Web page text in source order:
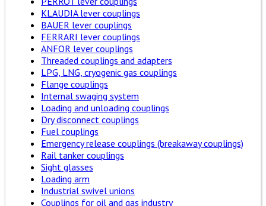
KLAUDIA lever couplings
BAUER lever couplings
FERRARI lever couplings
ANFOR lever couplings
Threaded couplings and adapters
LPG, LNG, cryogenic gas couplings
Flange couplings
Internal swaging system
Loading and unloading couplings
Dry disconnect couplings
Fuel couplings
Emergency release couplings (breakaway couplings)
Rail tanker couplings
Sight glasses
Loading arm
Industrial swivel unions
Couplings for oil and gas industry